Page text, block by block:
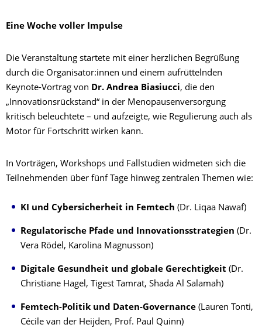
Eine Woche voller Impulse
Die Veranstaltung startete mit einer herzlichen Begrüßung
durch die Organisator:innen und einem aufrüttelnden
Keynote-Vortrag von Dr. Andrea Biasiucci, die den
„Innovationsrückstand“ in der Menopausenversorgung
kritisch beleuchtete – und aufzeigte, wie Regulierung auch als
Motor für Fortschritt wirken kann.
In Vorträgen, Workshops und Fallstudien widmeten sich die
Teilnehmenden über fünf Tage hinweg zentralen Themen wie:
KI und Cybersicherheit in Femtech (Dr. Liqaa Nawaf)
Regulatorische Pfade und Innovationsstrategien (Dr.
Vera Rödel, Karolina Magnusson)
Digitale Gesundheit und globale Gerechtigkeit (Dr.
Christiane Hagel, Tigest Tamrat, Shada Al Salamah)
Femtech-Politik und Daten-Governance (Lauren Tonti,
Cécile van der Heijden, Prof. Paul Quinn)